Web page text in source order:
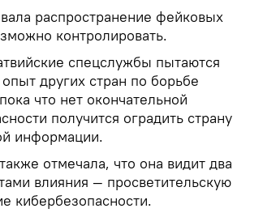
распространение фейковых
контролировать.
спецслужбы пытаются
других стран по борьбе
что нет окончательной
получится оградить страну
информации.
отмечала, что она видит два
влияния — просветительскую
кибербезопасности.